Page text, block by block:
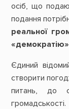
осіб, що
подання
реальної
Єдиний
створити
питань, до
громадськості.